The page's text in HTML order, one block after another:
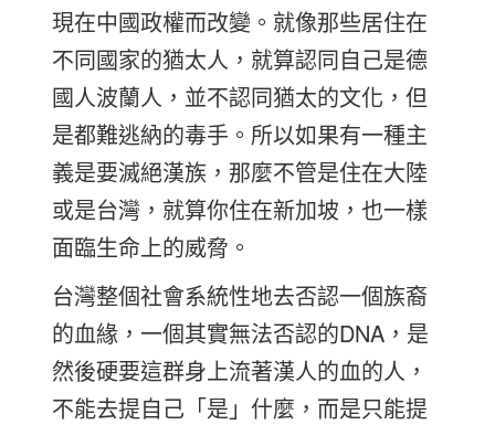
現在中國政權而改變。就像那些居住在
不同國家的猶太人，就算認同自己是德
國人波蘭人，並不認同猶太的文化，但
是都難逃納的毒手。所以如果有一種主
義是要滅絕漢族，那麼不管是住在大陸
或是台灣，就算你住在新加坡，也一樣
面臨生命上的威脅。
台灣整個社會系統性地去否認一個族裔
的血緣，一個其實無法否認的DNA，是
然後硬要這群身上流著漢人的血的人，
不能去提自己「是」什麼，而是只能提